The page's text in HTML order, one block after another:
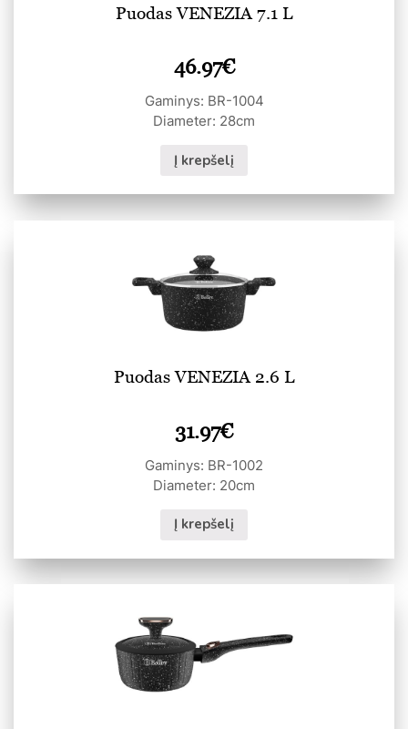
Puodas VENEZIA 7.1 L
46.97€
Gaminys: BR-1004
Diameter: 28cm
Į krepšelį
Puodas VENEZIA 2.6 L
31.97€
Gaminys: BR-1002
Diameter: 20cm
Į krepšelį